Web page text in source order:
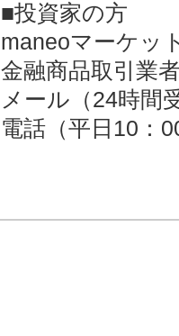
■投資家の方
maneoマーケッ
金融商品取引業
メール（24時間
電話（平日10：